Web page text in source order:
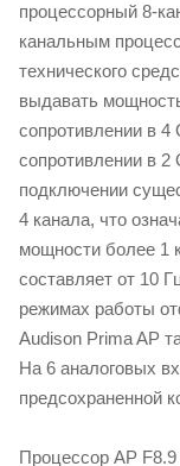
процессорный 8-
канальным
технического
выдавать
сопротивлении в 4
сопротивлении в
подключении
4 канала, что
мощности более 1
составляет от 10
режимах работы
Audison Prima AP
На 6 аналоговых
предсохраненной
Процессор AP